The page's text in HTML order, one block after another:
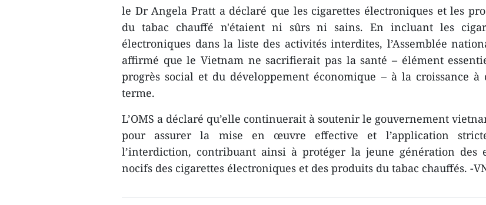
le Dr Angela Pratt a déclaré que les cigarettes électroniques et les
du tabac chauffé n'étaient ni sûrs ni sains. En incluant les
électroniques dans la liste des activités interdites, l’Assemblée
affirmé que le Vietnam ne sacrifierait pas la santé – élément
progrès social et du développement économique – à la croissance à
terme.
L’OMS a déclaré qu’elle continuerait à soutenir le gouvernement
pour assurer la mise en œuvre effective et l’application
l’interdiction, contribuant ainsi à protéger la jeune génération des
nocifs des cigarettes électroniques et des produits du tabac chauffés. -